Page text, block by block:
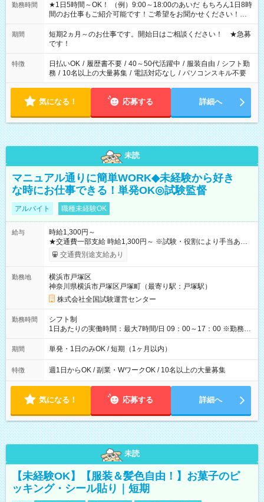
勤務時間
★1日5時間～OK！ （例）9:00～18:00のあいだ もちろん1日8時
間のお仕事もご紹介可能です！ご希望をお聞かせください！★
家庭の都合でお休みが必要な場合も遠慮なくご相談ください。
※週最低15時間以上の勤務が必要です
期間
短期2ヵ月～のお仕事です。開始日はご相談ください！ ★急募
です！
特徴 日払いOK / 履歴書不要 / 40～50代活躍中 / 服装自由 / シフト勤
務 / 10名以上の大量募集 / 電話対応なし / パソコンスキル不要
気になる！ 応募する 詳細へ
未読
マニュアル通りに簡単WORK◆未経験から好き
な時にお仕事できる！単発OK◎試験監督
アルバイト 職種未経験OK
給与
時給1,300円～
★交通費一部支給 時給1,300円～ ※試験・役割により手当あり
※勤務回数により昇給あり 【即給（前払い）オプションあ
り！】 希望される場合、勤務から1週間ほどで給与の一部を受け
例】 ・河合塾模擬試験 8:30～17:30（休憩1時間） 時給1,300円
×8時間＝日収10,400円＋交通費 ※当日の役割により時給＋100
円の場合あり ・国家試験 7:00～13:30（休憩なし） 時給1,300
円（役割手当＋100円）×6時間＝日収8,400円＋交通費 【試用期
間】試用期間なし
交通費別途支給あり
勤務地
横浜市戸塚区
神奈川県横浜市戸塚区戸塚町（最寄り駅：戸塚駅）
株式会社全国試験運営センター
勤務時間
シフト制
1日あたりの実働時間：最大7時間/日 09：00～17：00 ※勤務時
間は 試験により異なります。
期間 単発・1日のみOK / 短期（1ヶ月以内）
特徴 週1日からOK / 副業・WワークOK / 10名以上の大量募集
気になる！ 応募する 詳細へ
未読
【未経験OK】【服装＆髪色自由！】お菓子のピ
ッキング・シール貼り｜短期